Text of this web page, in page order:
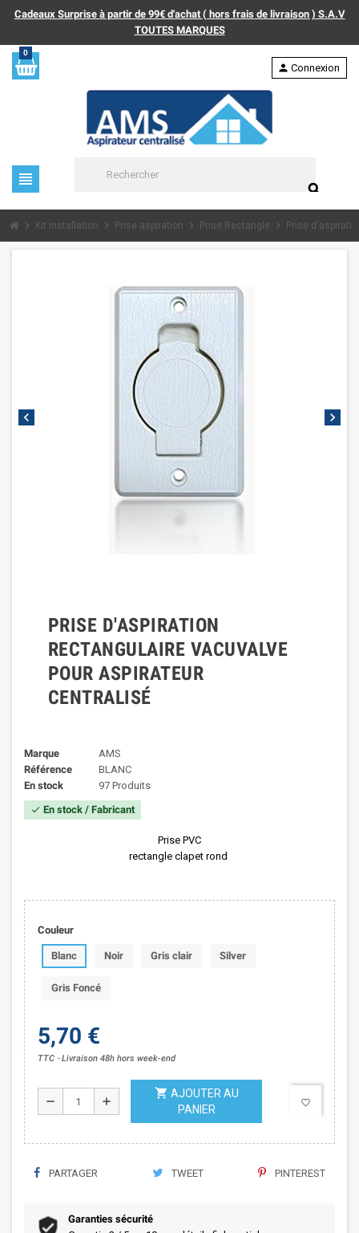
Cadeaux Surprise à partir de 99€ d'achat ( hors frais de livraison ) S.A.V
TOUTES MARQUES
0
view_headline
search
person Connexion
chevron_right Kit installation chevron_right Prise aspiration chevron_right Prise Rectangle chevron_right Prise
chevron_left chevron_right
PRISE D'ASPIRATION
RECTANGULAIRE VACUVALVE
POUR ASPIRATEUR
CENTRALISÉ
Marque
AMS
Référence
BLANC
En stock
97 Produits
check En stock / Fabricant
Prise PVC
rectangle clapet rond
Couleur
Blanc Noir Gris clair Silver
Gris Foncé
5,70 €
TTC Livraison 48h hors week-end
remove add
shopping_cart AJOUTER AU
PANIER
favorite_border
PARTAGER TWEET PINTEREST
Garanties sécurité